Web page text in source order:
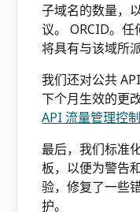
子域名的数量，
议。 ORCID。
将具有与该域所
我们还对公共
下个月生效的更
API 流量管理控
最后，我们标准
板，以便为警告
验，修复了一些
护。